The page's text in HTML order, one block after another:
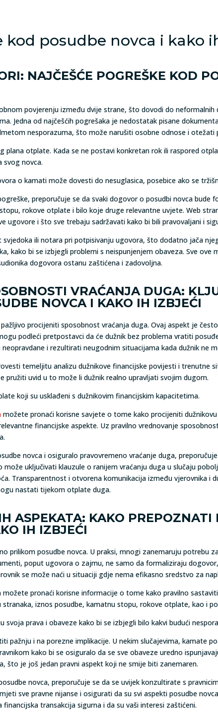
kod posudbe novca i kako
NAJČEŠĆE POGREŠKE KOD
povjerenju između dvije strane, što dovodi do
Jedna od najčešćih pogrešaka je nedostatak pisane
nesporazuma, što može narušiti osobne odnose i otežati
plana otplate. Kada se ne postavi konkretan rok ili raspored
svog novca.
o kamati može dovesti do nesuglasica, posebice ako se
preporučuje se da svaki dogovor o posudbi novca bude
rokove otplate i bilo koje druge relevantne uvjete. Web
ugovore i što sve trebaju sadržavati kako bi bili pravovaljani i
ili notara pri potpisivanju ugovora, što dodatno jača
kako bi se izbjegli problemi s neispunjenjem obaveza. Sve
dogovora ostanu zaštićena i zadovoljna.
VRAĆANJA DUGA:
NOVCA I KAKO IH IZBJEĆI
procijeniti sposobnost vraćanja duga. Ovaj aspekt je
podleći pretpostavci da će dužnik bez problema vratiti
i rezultirati neugodnim situacijama kada dužnik ne
temeljitu analizu dužnikove financijske povijesti i trenutne
pružiti uvid u to može li dužnik realno upravljati svojim dugom.
koji su usklađeni s dužnikovim financijskim kapacitetima.
možete pronaći korisne savjete o tome kako procijeniti
financijske aspekte. Uz pravilno vrednovanje
novca i osiguralo pravovremeno vraćanje duga,
uključivati klauzule o ranijem vraćanju duga u slučaju
Transparentnost i otvorena komunikacija između vjerovnika i
nastati tijekom otplate duga.
ASPEKATA: KAKO PREPOZNATI
IH IZBJEĆI
prilikom posudbe novca. U praksi, mnogi zanemaruju potrebu
poput ugovora o zajmu, ne samo da formaliziraju
se može naći u situaciji gdje nema efikasno sredstvo za
pronaći korisne informacije o tome kako pravilno
iznos posudbe, kamatnu stopu, rokove otplate, kao i
svoja prava i obaveze kako bi se izbjegli bilo kakvi budući
pažnju i na porezne implikacije. U nekim slučajevima, kamate
kako bi se osiguralo da se sve obaveze uredno
što je još jedan pravni aspekt koji ne smije biti zanemaren.
novca, preporučuje se da se uvijek konzultirate s
sve pravne nijanse i osigurati da su svi aspekti posudbe
transakcija sigurna i da su vaši interesi zaštićeni.